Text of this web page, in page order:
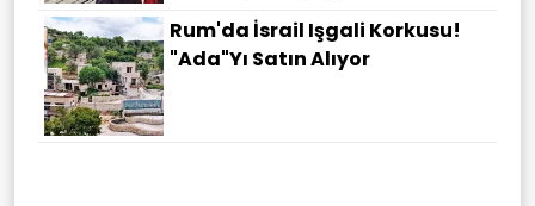
Rum'da İsrail Işgali Korkusu!
"Ada"yı Satın Alıyor